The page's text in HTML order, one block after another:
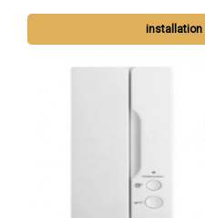
installation